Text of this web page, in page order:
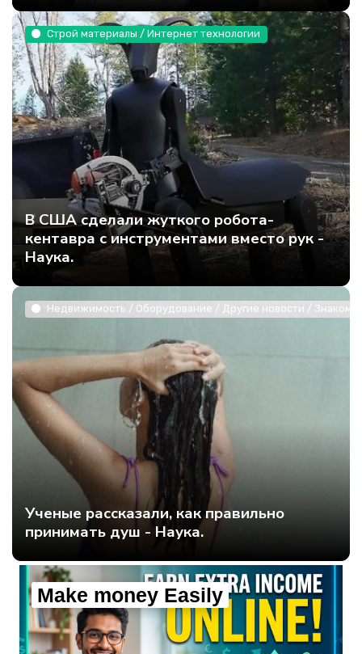
Строй материалы / Интернет технологии
В США сделали жуткого робота-
кентавра с инструментами вместо рук -
Наука.
Недвижимость / Оборудование / Другие новости /
Ученые рассказали, как правильно
принимать душ - Наука.
Make money Easily